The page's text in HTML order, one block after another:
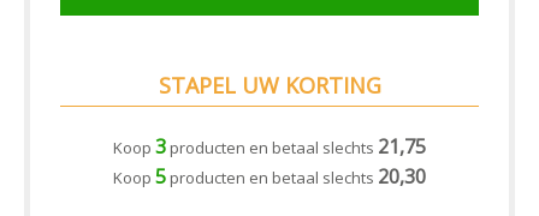
STAPEL UW KORTING
Koop 3 producten en betaal slechts 21,75
Koop 5 producten en betaal slechts 20,30